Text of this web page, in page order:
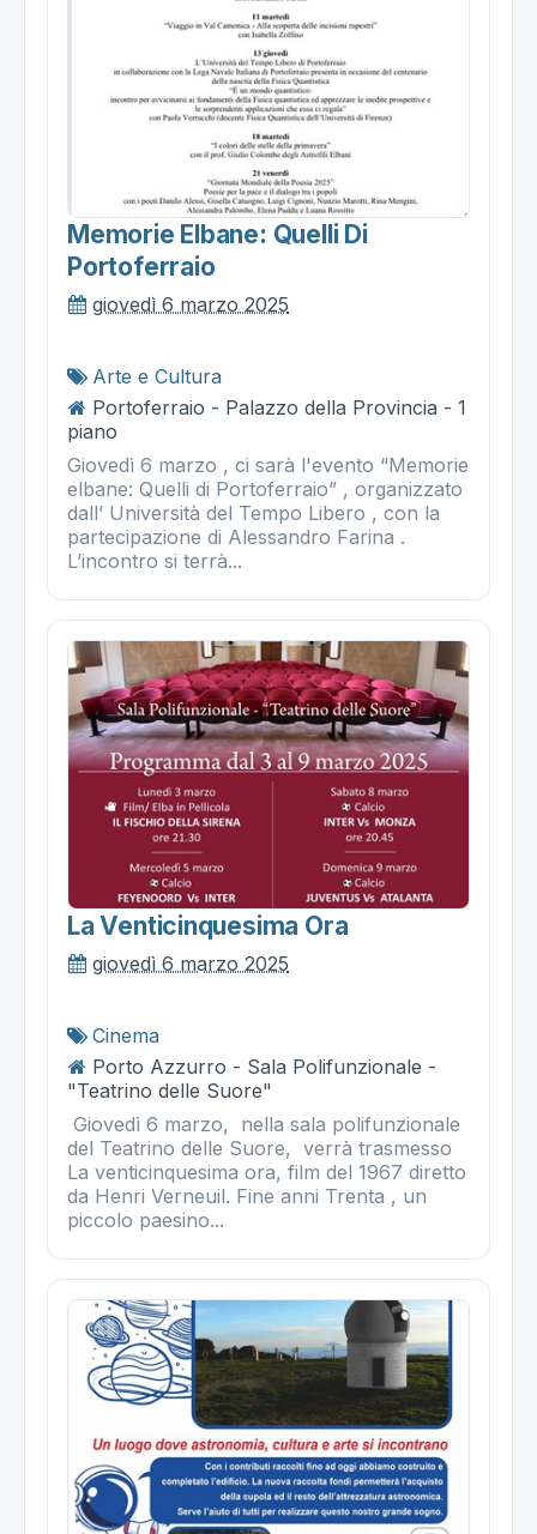
Memorie Elbane: Quelli Di
Portoferraio
giovedì 6 marzo 2025
Arte e Cultura
Portoferraio - Palazzo della Provincia - 1
piano
Giovedì 6 marzo , ci sarà l'evento “Memorie
elbane: Quelli di Portoferraio” , organizzato
dall’ Università del Tempo Libero , con la
partecipazione di Alessandro Farina .
L’incontro si terrà...
La Venticinquesima Ora
giovedì 6 marzo 2025
Cinema
Porto Azzurro - Sala Polifunzionale -
"Teatrino delle Suore"
Giovedì 6 marzo, nella sala polifunzionale
del Teatrino delle Suore, verrà trasmesso
La venticinquesima ora, film del 1967 diretto
da Henri Verneuil. Fine anni Trenta , un
piccolo paesino...